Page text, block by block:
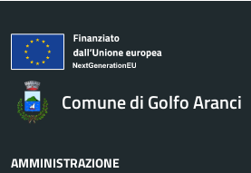
Comune di Golfo Aranci
AMMINISTRAZIONE